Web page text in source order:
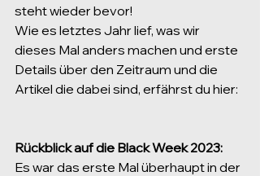
steht wieder bevor!
Wie es letztes Jahr lief, was wir
dieses Mal anders machen und erste
Details über den Zeitraum und die
Artikel die dabei sind, erfährst du hier:
Rückblick auf die Black Week 2023:
Es war das erste Mal überhaupt in der